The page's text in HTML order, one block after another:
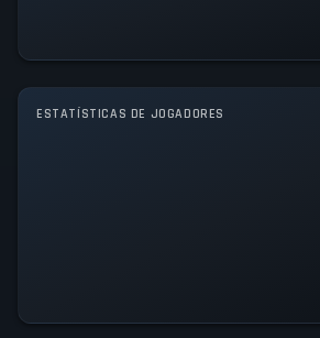
ESTATÍSTICAS DE JOGADORES